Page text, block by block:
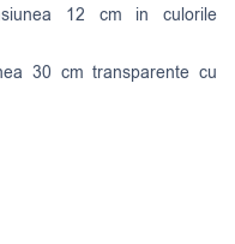
12 cm in culorile
30 cm transparente cu